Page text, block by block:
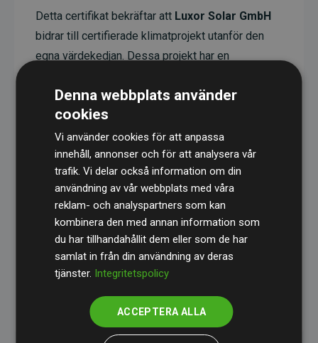
Detta certifikat bekräftar att Luxor Solar GmbH
bidrar till certifierade klimatprojekt utanför den
egna värdekedjan. Dessa projekt har en
genomsnitt motsvarar dubbelt så mycket CO₂
som webbplatsens beräknade utsläpp.
Alla projekt verifieras genomGold Standard
vilket säkerställer hög kvalitet, faktisk klimatnytta
och full transparens. Du kan läsa mer om de
specifika projektenhär.
initiativet Webbplatser som stöder klimatprojekt
Denna webbplats använder
cookies
Vi använder cookies för att anpassa
innehåll, annonser och för att analysera vår
trafik. Vi delar också information om din
användning av vår webbplats med våra
reklam- och analyspartners som kan
kombinera den med annan information som
du har tillhandahållit dem eller som de har
samlat in från din användning av deras
tjänster. Integritetspolicy
ACCEPTERA ALLA